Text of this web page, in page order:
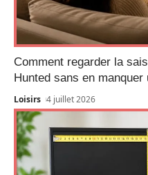
Comment regarder la
Hunted sans en manquer
Loisirs 4 juillet 2026